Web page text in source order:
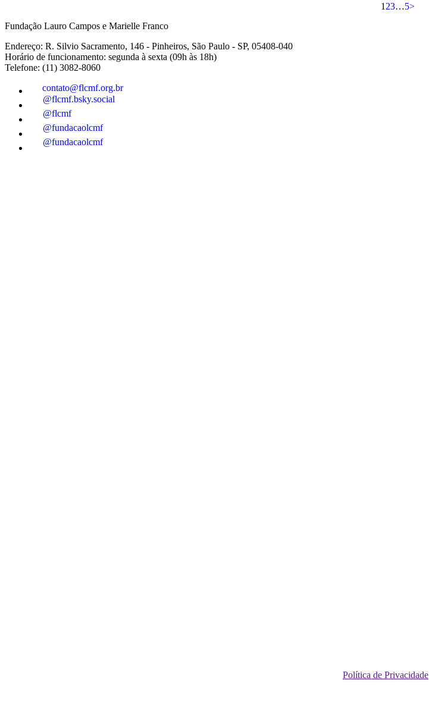
1 23…5>
Fundação Lauro Campos e Marielle Franco
Endereço: R. Silvio Sacramento, 146 - Pinheiros, São Paulo - SP, 05408-040
Horário de funcionamento: segunda à sexta (09h às 18h)
Telefone: (11) 3082-8060
contato@flcmf.org.br
@flcmf.bsky.social
@flcmf
@fundacaolcmf
@fundacaolcmf
Política de Privacidade